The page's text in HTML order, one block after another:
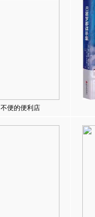
不便的便利店